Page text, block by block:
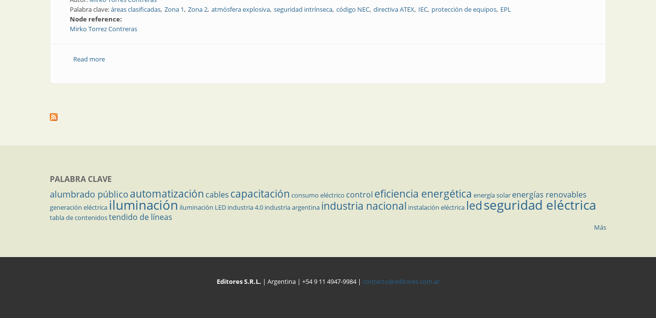
Palabra clave:áreas clasificadas Zona 1 Zona 2 atmósfera explosiva seguridad intrínseca código NEC directiva ATEX IEC protección de equipos EPL
Node reference:
Mirko Torrez Contreras
Read moreabout La extraña historia de los métodos de protección Ex nA y Ex nL, y las razones de su desaparición
PALABRA CLAVE
alumbrado público automatización cables capacitación consumo eléctrico control eficiencia energética energía solar energías renovables
generación eléctrica iluminación iluminación LED industria 4.0 industria argentina industria nacional instalación eléctrica ledseguridad eléctrica
tabla de contenidostendido de líneas
Más
Editores S.R.L. | Argentina | +54 9 11 4947-9984 | contacto@editores.com.ar